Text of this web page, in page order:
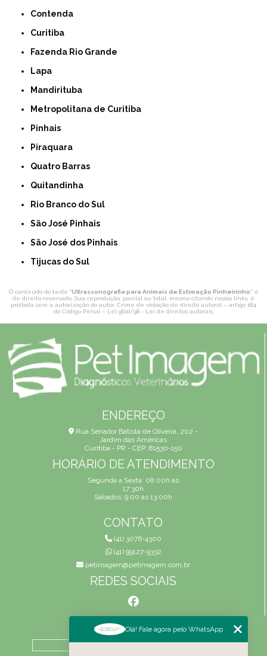
Contenda
Curitiba
Fazenda Rio Grande
Lapa
Mandirituba
Metropolitana de Curitiba
Pinhais
Piraquara
Quatro Barras
Quitandinha
Rio Branco do Sul
São José Pinhais
São José dos Pinhais
Tijucas do Sul
O conteúdo do texto "Ultrassonografia para Animais de Estimação Pinheirinho" é
de direito reservado. Sua reprodução, parcial ou total, mesmo citando nossos links, é
proibida sem a autorização do autor. Crime de violação de direito autoral – artigo 184
do Código Penal – Lei 9610/98 - Lei de direitos autorais.
ENDEREÇO
Rua Senador Batista de Oliveira, 202 -
Jardim das Américas
Curitiba - PR - CEP: 81530-150
HORÁRIO DE ATENDIMENTO
Segunda a Sexta: 08:00h às
17:30h
Sábados: 9:00 às 13:00h
CONTATO
(41) 3076-4300
(41) 99127-9332
petimagem@petimagem.com.br
REDES SOCIAIS
MENU
HOME
Olá! Fale agora pelo WhatsApp